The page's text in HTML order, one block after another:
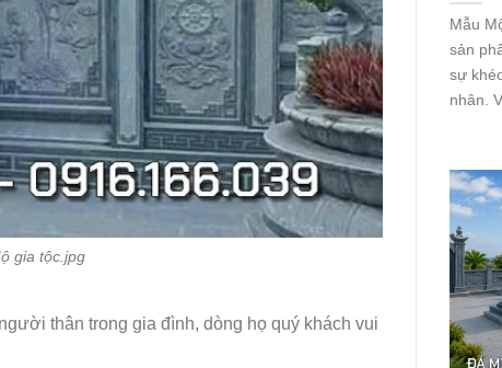
gia tộc.jpg
thân trong gia đình, dòng họ quý khách vui
Mẫu
sản
sự
nhân.